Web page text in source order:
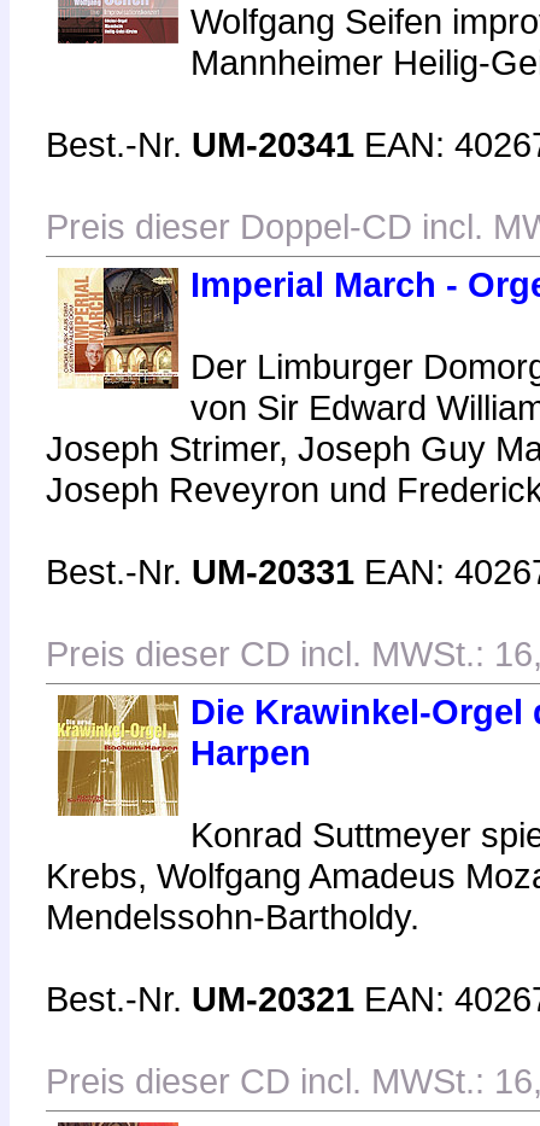
Wolfgang Seifen
Mannheimer Heilig-
Best.-Nr. UM-20341 EAN:
Preis dieser Doppel-CD incl.
Imperial March -
Der Limburger
von Sir Edward
Joseph Strimer, Joseph Guy
Joseph Reveyron und
Best.-Nr. UM-20331 EAN:
Preis dieser CD incl. MWSt.:
Die Krawinkel-
Harpen
Konrad Suttmeyer
Krebs, Wolfgang Amadeus
Mendelssohn-Bartholdy.
Best.-Nr. UM-20321 EAN:
Preis dieser CD incl. MWSt.: